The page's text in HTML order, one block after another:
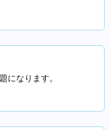
になります。